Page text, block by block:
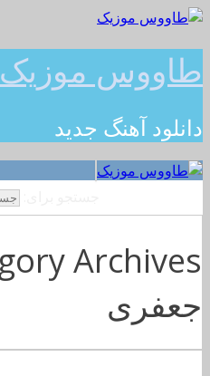
طاووس موزیک
دانلود آهنگ جدید
جعفری